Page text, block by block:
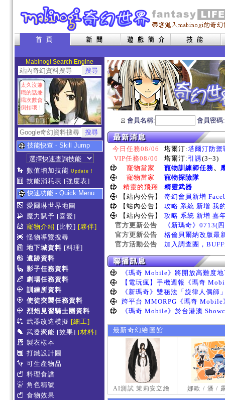
Mabinogi Search Engine
太久沒兼
職的話兼
職次數會
倒扣哦！
技能快查 - Skill Jump
數值增加技能 Update !
技能消耗表 [強度表]
快速功能 - Quick Menu
愛爾琳世界地圖
魔力賦予 [喜愛]
寵物介紹 [比較] [夥伴]
怪物導覽搜尋
地下城資料 [料理]
遺跡資料
影子任務資料
劇場任務資料
訓練所資料
使徒突襲任務資料
烈焰見習騎士團資料
武器改造模擬 [細工]
武器聚能 [效果] [材料]
製衣樣本
打鐵設計圖
可生產物品
料理食譜
角色稱號
食物效果
會員名稱: 會員密
今日任務08/06 塔爾汀:塔爾汀防禦
VIP任務08/06
塔爾汀: 引誘(3~3)
寵物當家
寵物訓練師任務、
寵物當家
寵物探險隊
精靈的飛翔
精靈武器
【站內公告】
奇幻會員新增
【站內公告】
攻略 系統 新增 我
【站內公告】
攻略 系統 新增 嘉
官方更新公告
《新瑪奇》0713(
官方更新公告
格倫貝爾納改版最
官方活動公告
加入調查團，
最新奇幻繪圖館
AI測試 茉莉安立繪 娜歐 / 潘 /